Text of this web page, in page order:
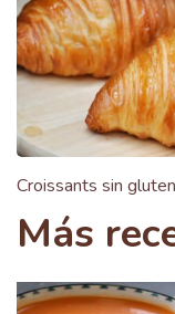
Croissants sin
Más